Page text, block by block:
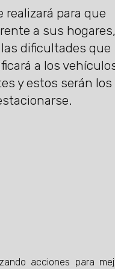
realizará para que
a sus hogares,
dificultades que
a los
y estos serán los
acciones para